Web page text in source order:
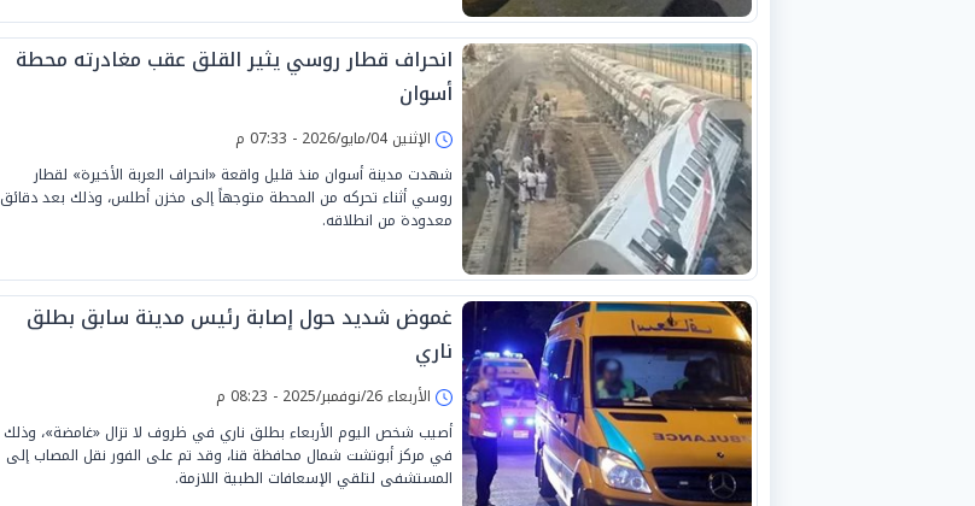
انحراف قطار روسي يثير القلق عقب مغادرته محطة
أسوان
الإثنين 04/مايو/2026 - 07:33 م
شهدت مدينة أسوان منذ قليل واقعة «انحراف العربة الأخيرة» لقطار
روسي أثناء تحركه من المحطة متوجهاً إلى مخزن أطلس، وذلك بعد دقائق
معدودة من انطلاقه.
غموض شديد حول إصابة رئيس مدينة سابق بطلق
ناري
الأربعاء 26/نوفمبر/2025 - 08:23 م
أصيب شخص اليوم الأربعاء بطلق ناري في ظروف لا تزال «غامضة»، وذلك
في مركز أبوتشت شمال محافظة قنا، وقد تم على الفور نقل المصاب إلى
المستشفى لتلقي الإسعافات الطبية اللازمة.